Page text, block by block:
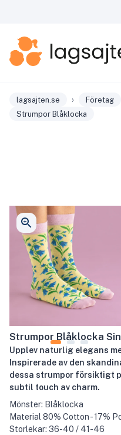
lagsajten.se › Företag
Strumpor Blåklocka
Strumpor Blåklocka
Upplev naturlig elegans
Inspirerade av den
dessa strumpor försiktigt
subtil touch av charm.
Mönster: Blåklocka
Material 80% Cotton - 17%
Storlekar: 36-40 / 41-46